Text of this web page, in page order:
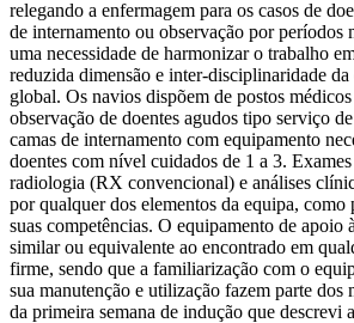
relegando a enfermagem para os casos de
de internamento ou observação por períodos
uma necessidade de harmonizar o trabalho
reduzida dimensão e inter-disciplinaridade
global. Os navios dispõem de postos
observação de doentes agudos tipo serviço
camas de internamento com equipamento
doentes com nível cuidados de 1 a 3.
radiologia (RX convencional) e análises
por qualquer dos elementos da equipa, como
suas competências. O equipamento de apoio
similar ou equivalente ao encontrado em
firme, sendo que a familiarização com o
sua manutenção e utilização fazem parte dos
da primeira semana de indução que descrevi